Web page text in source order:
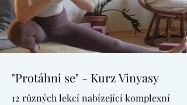
"Protáhni se" - Kurz Vinyasy
12 různých lekcí nabízející komplexní